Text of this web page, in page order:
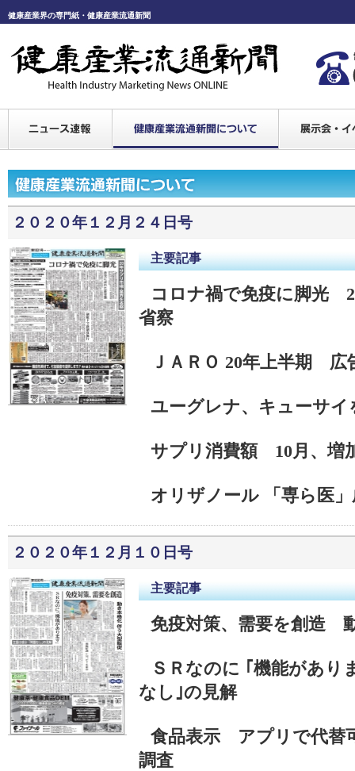
健康産業界の専門紙・健康産業流通新聞
２０２０年１２月２４日号
主要記事
コロナ禍で免疫に脚光
省察
ＪＡＲＯ 20年上半期
ユーグレナ、キューサ
サプリ消費額 10月、
オリザノール 「専ら医
２０２０年１２月１０日号
主要記事
免疫対策、需要を創造
ＳＲなのに ｢機能があ
なし｣の見解
食品表示 アプリで代替
調査